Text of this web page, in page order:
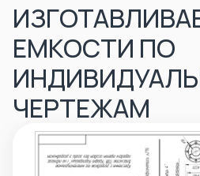
ЕМКОСТИ ПО
ЧЕРТЕЖАМ